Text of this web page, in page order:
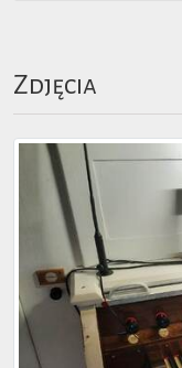
Zdjęcia